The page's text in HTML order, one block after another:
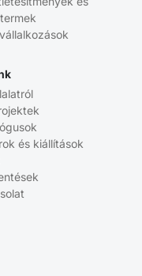
és kiállítások